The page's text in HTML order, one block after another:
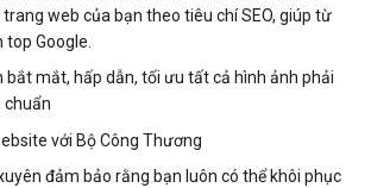
web của bạn theo tiêu chí SEO, giúp từ
top Google.
bắt mắt, hấp dẫn, tối ưu tất cả hình ảnh phải
chuẩn
với Bộ Công Thương
đảm bảo rằng bạn luôn có thể khôi phục